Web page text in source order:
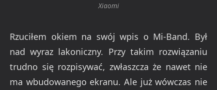
Xiaomi
Rzuciłem okiem na swój wpis o Mi-Band. Był
nad wyraz lakoniczny. Przy takim rozwiązaniu
trudno się rozpisywać, zwłaszcza że nawet nie
ma wbudowanego ekranu. Ale już wówczas nie